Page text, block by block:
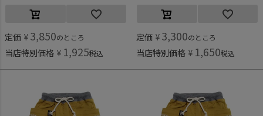
定価 ¥ 3,850のところ
当店特別価格 ¥ 1,925税込
定価 ¥ 3,300のところ
当店特別価格 ¥ 1,650税込